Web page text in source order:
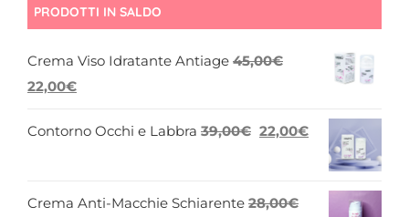
PRODOTTI IN SALDO
Crema Viso Idratante Antiage 45,00€
Il
originale
22,00€
attuale
Contorno Occhi e Labbra 39,00€ Il
era:
22,00€
prezzo
Crema Anti-Macchie Schiarente 28,00€